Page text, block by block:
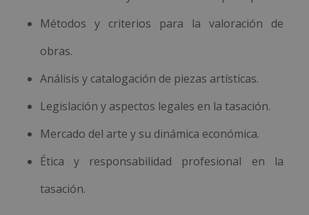
Métodos y criterios para la valoración de
obras.
Análisis y catalogación de piezas artísticas.
Legislación y aspectos legales en la tasación.
Mercado del arte y su dinámica económica.
Ética y responsabilidad profesional en la
tasación.